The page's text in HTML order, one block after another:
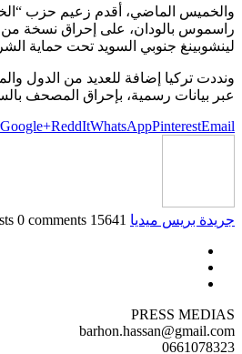
والخميس الماضي، أقدم زعيم حزب
راسموس بالودان، على إحراق نسخة من
لينشوبينغ جنوبي السويد تحت حماية
ونددت تركيا إضافة للعديد من الدول
عبر بيانات رسمية، بإحراق المصحف
Google+ReddItWhatsAppPinterestEmail
جريدة بريس ميديا 15641 posts
0 comments
PRESS MEDIAS
barhon.hassan@gmail.com
0661078323